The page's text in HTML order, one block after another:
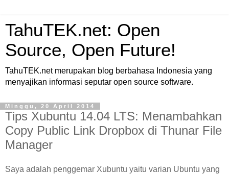
TahuTEK.net: Open
Source, Open Future!
TahuTEK.net merupakan blog berbahasa Indonesia yang
menyajikan informasi seputar open source software.
Minggu, 20 April 2014
Tips Xubuntu 14.04 LTS: Menambahkan
Copy Public Link Dropbox di Thunar File
Manager
Saya adalah penggemar Xubuntu yaitu varian Ubuntu yang